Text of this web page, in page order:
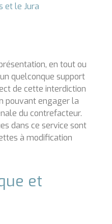
et le Jura
en tout ou
quelconque support
de cette interdiction
pouvant engager la
du contrefacteur.
dans ce service sont
à modification
et